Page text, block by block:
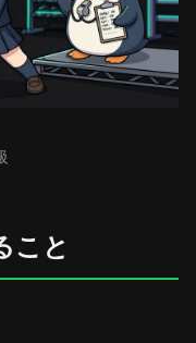
こと